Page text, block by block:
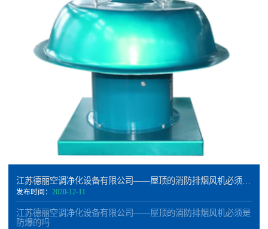
江苏德丽空调净化设备有限公司——屋顶的消防排烟风机必须是防爆的吗
发布时间： 2020-12-11
江苏德丽空调净化设备有限公司——屋顶的消防排烟风机必须是
防爆的吗